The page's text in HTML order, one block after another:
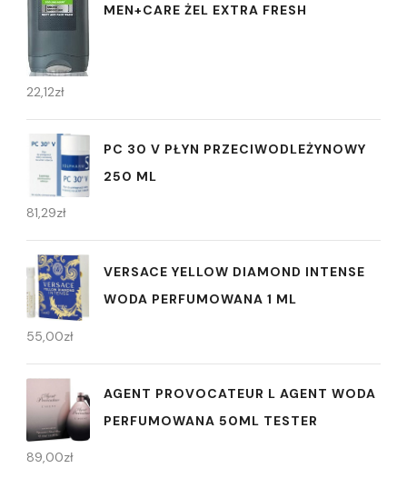
MEN+CARE ŻEL EXTRA FRESH
22,12zł
PC 30 V PŁYN PRZECIWODLEŻYNOWY
250 ML
81,29zł
VERSACE YELLOW DIAMOND INTENSE
WODA PERFUMOWANA 1 ML
55,00zł
AGENT PROVOCATEUR L AGENT WODA
PERFUMOWANA 50ML TESTER
89,00zł